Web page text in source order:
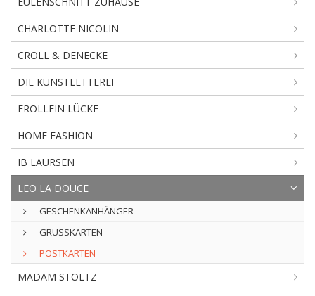
CHARLOTTE NICOLIN
CROLL & DENECKE
DIE KUNSTLETTEREI
FROLLEIN LÜCKE
HOME FASHION
IB LAURSEN
LEO LA DOUCE
GESCHENKANHÄNGER
GRUSSKARTEN
POSTKARTEN
MADAM STOLTZ